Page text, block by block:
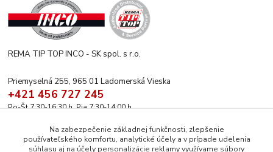
REMA TIP TOP INCO - SK spol. s r.o.
Priemyselná 255, 965 01 Ladomerská Vieska
+421 456 727 245
Po-Št 7:30-16:30 h. Pia 7:30-14:00 h.
rematiptop@rematiptop.sk
Na zabezpečenie základnej funkčnosti, zlepšenie
používateľského komfortu, analytické účely a v prípade udelenia
súhlasu aj na účely personalizácie reklamy využívame súbory